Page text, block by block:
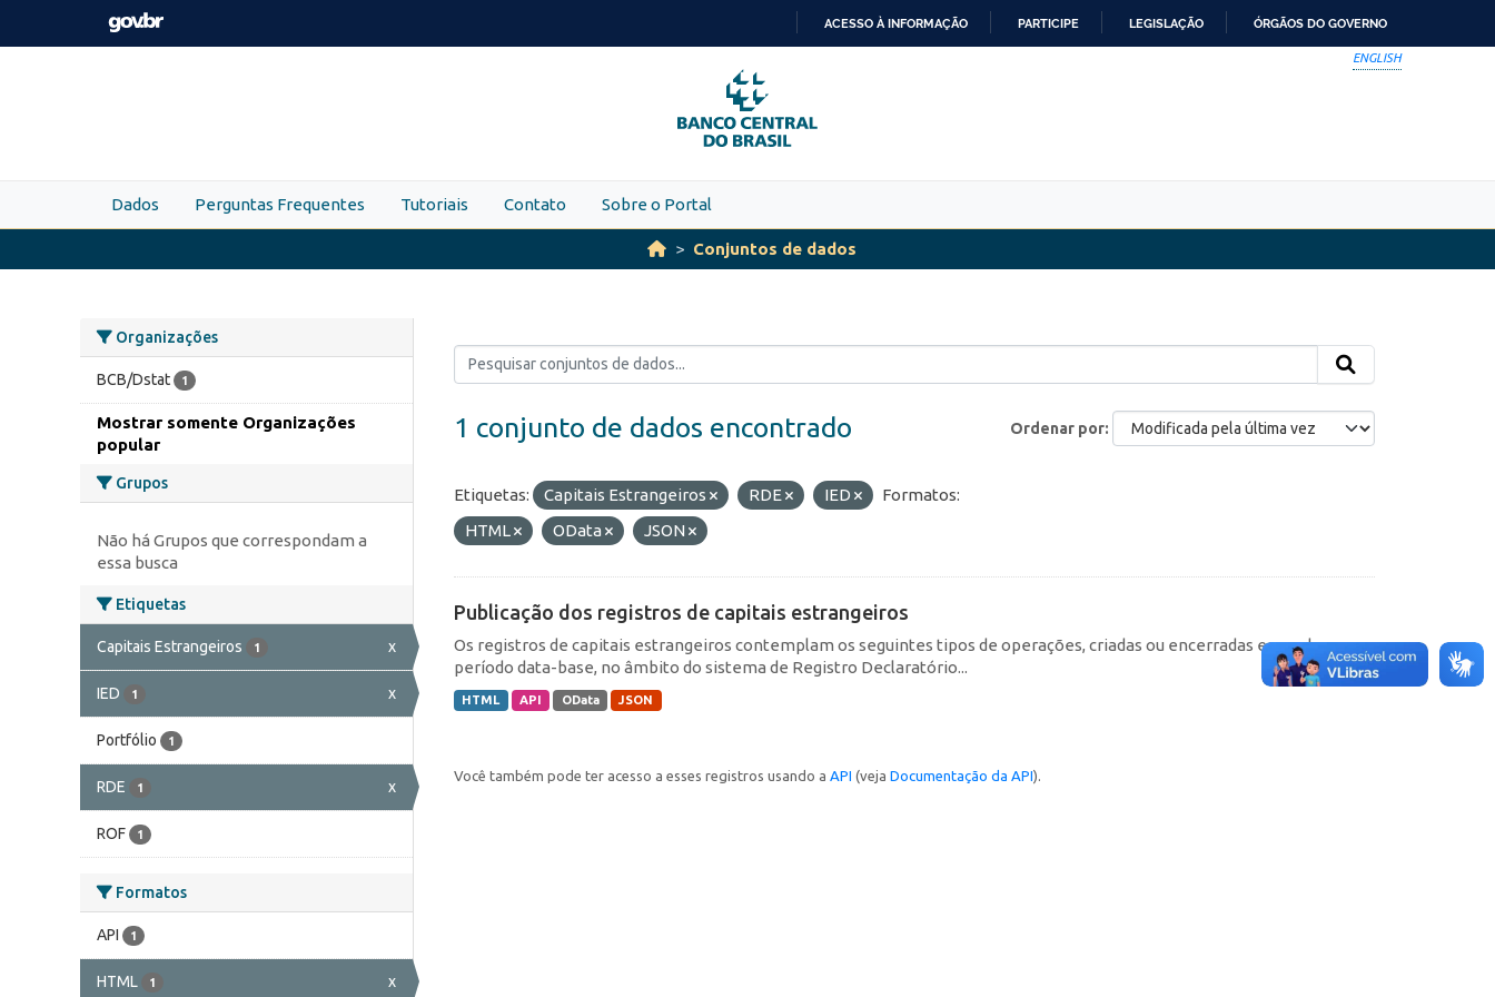
Skip to main content
PARA
O
CONTEÚDO
ACESSO À INFORMAÇÃO PARTICIPE LEGISLAÇÃO ÓRGÃOS DO GOVERNO
ENGLISH
Dados Perguntas Frequentes Tutoriais Contato Sobre o Portal
Conjuntos de dados
Organizações
BCB/Dstat 1
Mostrar somente Organizações
popular
Grupos
Não há Grupos que correspondam a
essa busca
Etiquetas
Capitais Estrangeiros 1 x
IED 1 x
Portfólio 1
RDE 1 x
ROF 1
Formatos
API 1
HTML 1 x
Ordenar por
1 conjunto de dados encontrado
Etiquetas: Capitais Estrangeiros RDE IED
Formatos:
HTML
OData JSON
Publicação dos registros de capitais estrangeiros
Os registros de capitais estrangeiros contemplam os seguintes tipos de operações, criadas ou encerradas em cada
período data-base, no âmbito do sistema de Registro Declaratório...
HTML API OData JSON
Você também pode ter acesso a esses registros usando a API (veja Documentação da API).